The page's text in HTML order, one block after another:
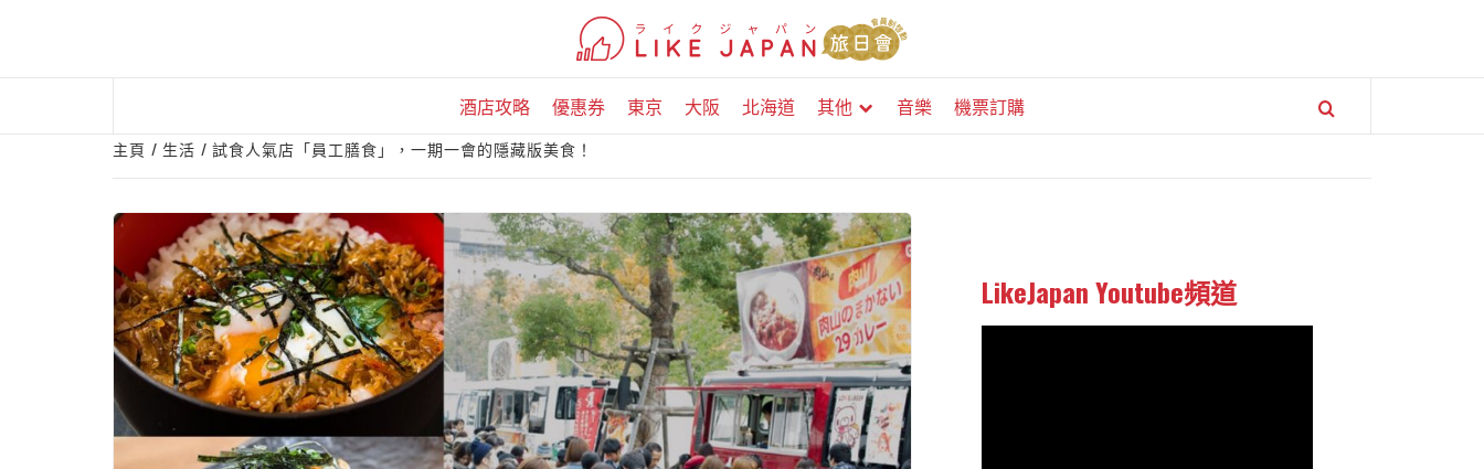
酒店攻略 優惠券 東京 大阪 北海道 其他 音樂 機票訂購
主頁 生活 試食人氣店「員工膳食」，一期一會的隱藏版美食！
LikeJapan Youtube頻道